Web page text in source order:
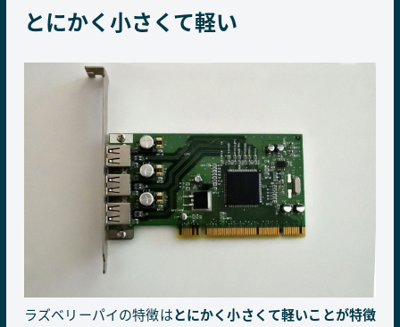
とにかく小さくて軽い
ラズベリーパイの特徴はとにかく小さくて軽いことが特徴